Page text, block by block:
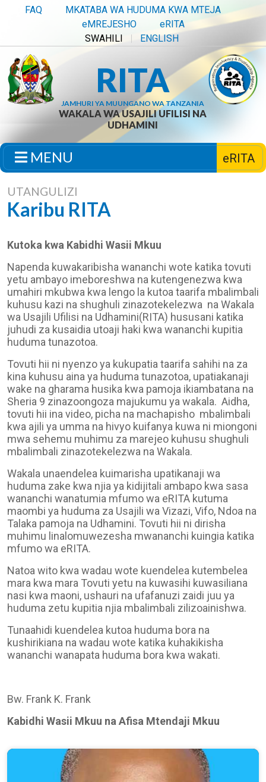
FAQ
MKATABA WA HUDUMA KWA MTEJA
eMREJESHO
eRITA
SWAHILI
ENGLISH
RITA
JAMHURI YA MUUNGANO WA TANZANIA
WAKALA WA USAJILI UFILISI NA
UDHAMINI
MENU eRITA
UTANGULIZI
Karibu RITA
Kutoka kwa Kabidhi Wasii Mkuu
Napenda kuwakaribisha wananchi wote katika tovuti
yetu ambayo imeboreshwa na kutengenezwa kwa
umahiri mkubwa kwa lengo la kutoa taarifa mbalimbali
kuhusu kazi na shughuli zinazotekelezwa na Wakala
wa Usajili Ufilisi na Udhamini(RITA) hususani katika
juhudi za kusaidia utoaji haki kwa wananchi kupitia
huduma tunazotoa.
Tovuti hii ni nyenzo ya kukupatia taarifa sahihi na za
kina kuhusu aina ya huduma tunazotoa, upatiakanaji
wake na gharama husika kwa pamoja ikiambatana na
Sheria 9 zinazoongoza majukumu ya wakala. Aidha,
tovuti hii ina video, picha na machapisho mbalimbali
kwa ajili ya umma na hivyo kuifanya kuwa ni miongoni
mwa sehemu muhimu za marejeo kuhusu shughuli
mbalimbali zinazotekelezwa na Wakala.
Wakala unaendelea kuimarisha upatikanaji wa
huduma zake kwa njia ya kidijitali ambapo kwa sasa
wananchi wanatumia mfumo wa eRITA kutuma
maombi ya huduma za Usajili wa Vizazi, Vifo, Ndoa na
Talaka pamoja na Udhamini. Tovuti hii ni dirisha
muhimu linalomuwezesha mwananchi kuingia katika
mfumo wa eRITA.
Natoa wito kwa wadau wote kuendelea kutembelea
mara kwa mara Tovuti yetu na kuwasihi kuwasiliana
nasi kwa maoni, ushauri na ufafanuzi zaidi juu ya
huduma zetu kupitia njia mbalimbali zilizoainishwa.
Tunaahidi kuendelea kutoa huduma bora na
kushirikiana na wadau wote katika kuhakikisha
wananchi wanapata huduma bora kwa wakati.
Bw. Frank K. Frank
Kabidhi Wasii Mkuu na Afisa Mtendaji Mkuu